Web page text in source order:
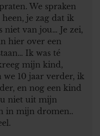
We spraken
je zag dat ik
niet van jou… Je zei,
hier over een
Ik was té
mijn kind,
10 jaar verder, ik
en nog een kind
niet uit mijn
in mijn dromen..